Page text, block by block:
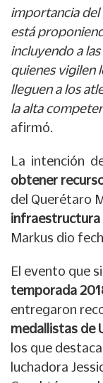
importancia
está
incluyendo a
quienes vigilen
lleguen a los
la alta
afirmó.
La intención
obtener
del Querétaro
infraestructura
Markus dio
El evento que
temporada
entregaron
medallistas de
los que
luchadora